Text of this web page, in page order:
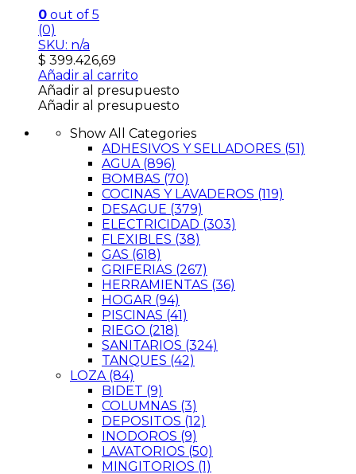
0 out of 5
(0)
SKU: n/a
$ 399.426,69
Añadir al carrito
Añadir al presupuesto
Añadir al presupuesto
Show All Categories
ADHESIVOS Y SELLADORES (51)
AGUA (896)
BOMBAS (70)
COCINAS Y LAVADEROS (119)
DESAGUE (379)
ELECTRICIDAD (303)
FLEXIBLES (38)
GAS (618)
GRIFERIAS (267)
HERRAMIENTAS (36)
HOGAR (94)
PISCINAS (41)
RIEGO (218)
SANITARIOS (324)
TANQUES (42)
LOZA (84)
BIDET (9)
COLUMNAS (3)
DEPOSITOS (12)
INODOROS (9)
LAVATORIOS (50)
MINGITORIOS (1)